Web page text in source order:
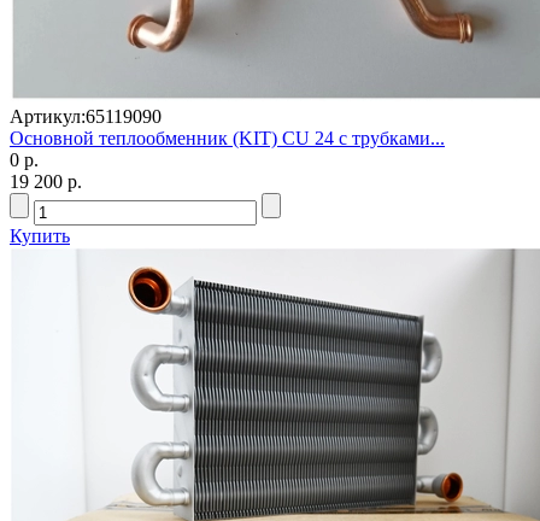
Артикул:65119090
Основной теплообменник (KIT) CU 24 с трубками...
0 р.
19 200 р.
Купить